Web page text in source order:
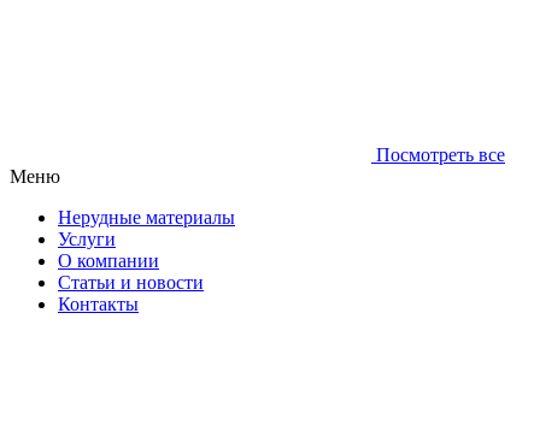
Посмотреть все
Меню
Нерудные материалы
Услуги
О компании
Статьи и новости
Контакты